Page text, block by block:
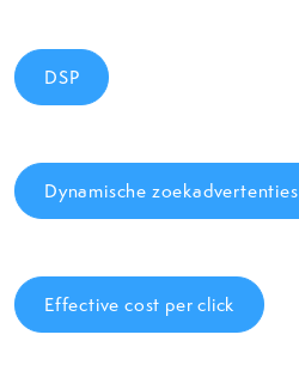
DSP
Dynamische zoekadvertenties
Effective cost per click